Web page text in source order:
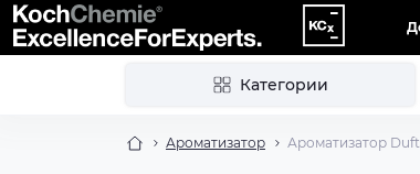
Категории
Ароматизатор Ароматизатор